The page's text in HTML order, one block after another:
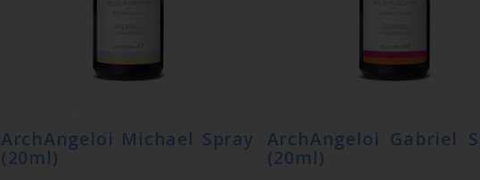
ArchAngeloi Michael Spray
(20ml)
ArchAngeloi Gabriel
(20ml)